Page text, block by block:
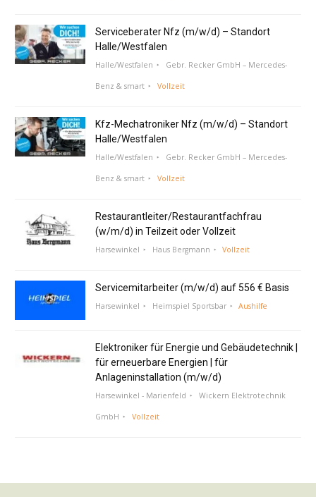
Serviceberater Nfz (m/w/d) – Standort
Halle/Westfalen
Halle/Westfalen Gebr. Recker GmbH – Mercedes-
Benz & smart Vollzeit
Kfz-Mechatroniker Nfz (m/w/d) – Standort
Halle/Westfalen
Halle/Westfalen Gebr. Recker GmbH – Mercedes-
Benz & smart Vollzeit
Restaurantleiter/Restaurantfachfrau
(w/m/d) in Teilzeit oder Vollzeit
Harsewinkel Haus Bergmann Vollzeit
Servicemitarbeiter (m/w/d) auf 556 € Basis
Harsewinkel Heimspiel Sportsbar Aushilfe
Elektroniker für Energie und Gebäudetechnik |
für erneuerbare Energien | für
Anlageninstallation (m/w/d)
Harsewinkel - Marienfeld Wickern Elektrotechnik
GmbH Vollzeit